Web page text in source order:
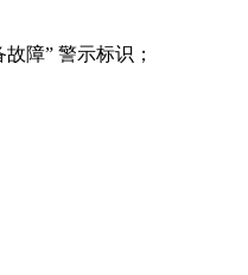
障” 警示标识；